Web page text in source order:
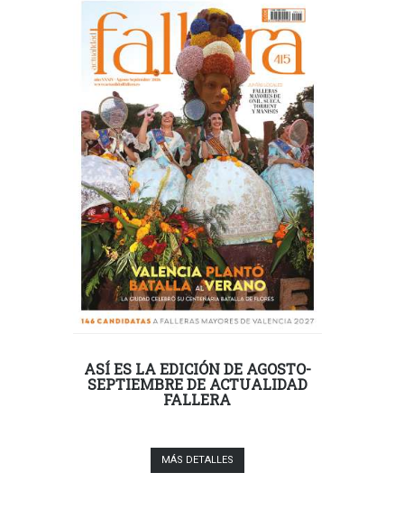
ASÍ ES LA EDICIÓN DE AGOSTO-
SEPTIEMBRE DE ACTUALIDAD
FALLERA
MÁS DETALLES